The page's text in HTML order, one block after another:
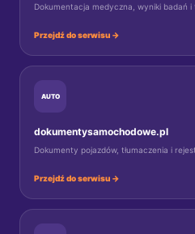
Dokumentacja medyczna, wyniki badań i
Przejdź do serwisu →
AUTO
dokumentysamochodowe.pl
Dokumenty pojazdów, tłumaczenia i
Przejdź do serwisu →